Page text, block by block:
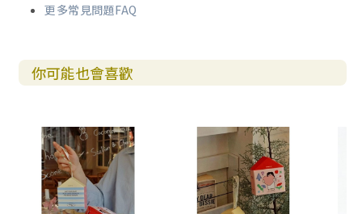
更多常見問題FAQ
你可能也會喜歡